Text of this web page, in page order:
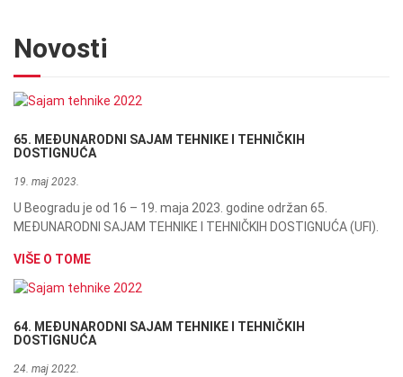
Novosti
65. MEĐUNARODNI SAJAM TEHNIKE I TEHNIČKIH
DOSTIGNUĆA
19. maj 2023.
U Beogradu je od 16 – 19. maja 2023. godine održan 65.
MEĐUNARODNI SAJAM TEHNIKE I TEHNIČKIH DOSTIGNUĆA (UFI).
VIŠE O TOME
64. MEĐUNARODNI SAJAM TEHNIKE I TEHNIČKIH
DOSTIGNUĆA
24. maj 2022.